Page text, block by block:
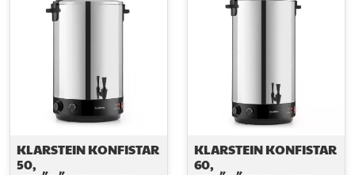
KLARSTEIN KONFISTAR
50,
KLARSTEIN KONFISTAR
60,